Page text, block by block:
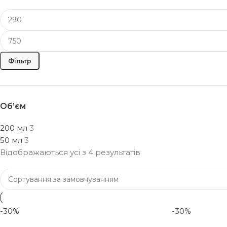
Фільтр
Об’єм
200 мл 3
50 мл 3
Відображаються усі з 4 результатів
-30% -30%